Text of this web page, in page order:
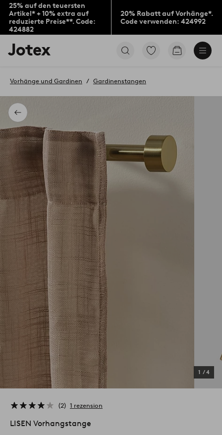
25% auf den teuersten
Artikel* + 10% extra auf
reduzierte Preise**. Code:
424882
20% Rabatt auf Vorhänge*.
Code verwenden: 424992
Jotex-
Logo
Startseite
Zu
Produkten
Zum
Zurück
Vorhänge und Gardinen Gardinenstangen
1 /4
2 1 rezension
LISEN Vorhangstange